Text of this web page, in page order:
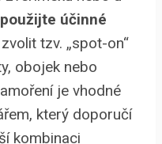
použijte účinné
tzv. „spot-on“
obojek nebo
je vhodné
který doporučí
kombinaci